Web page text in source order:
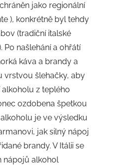
jako regionální
), konkrétně byl tehdy
(tradiční italské
Po našlehání a ohřátí
káva a brandy a
vrstvou šlehačky, aby
z teplého
ozdobena špetkou
je ve výsledku
jak silný nápoj
brandy. V Itálii se
nápojů alkohol